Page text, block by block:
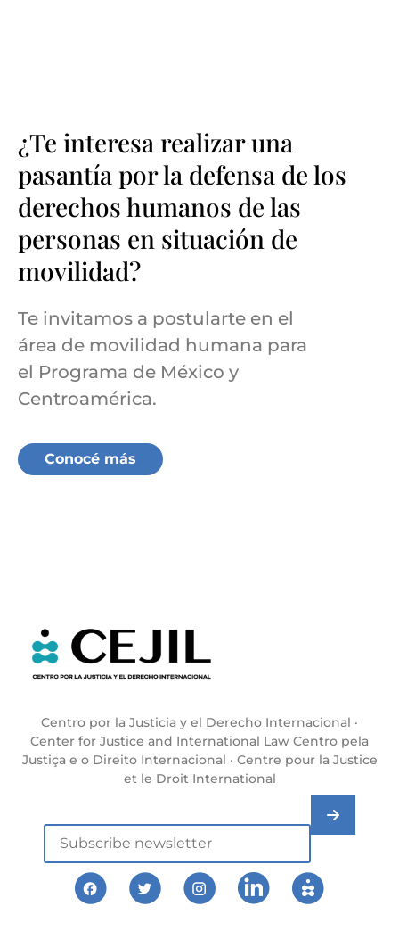
¿Te interesa realizar una
pasantía por la defensa de los
derechos humanos de las
personas en situación de
movilidad?
Te invitamos a postularte en el
área de movilidad humana para
el Programa de México y
Centroamérica.
Conocé más
Centro por la Justicia y el Derecho Internacional ·
Center for Justice and International Law Centro pela
Justiça e o Direito Internacional · Centre pour la Justice
et le Droit International